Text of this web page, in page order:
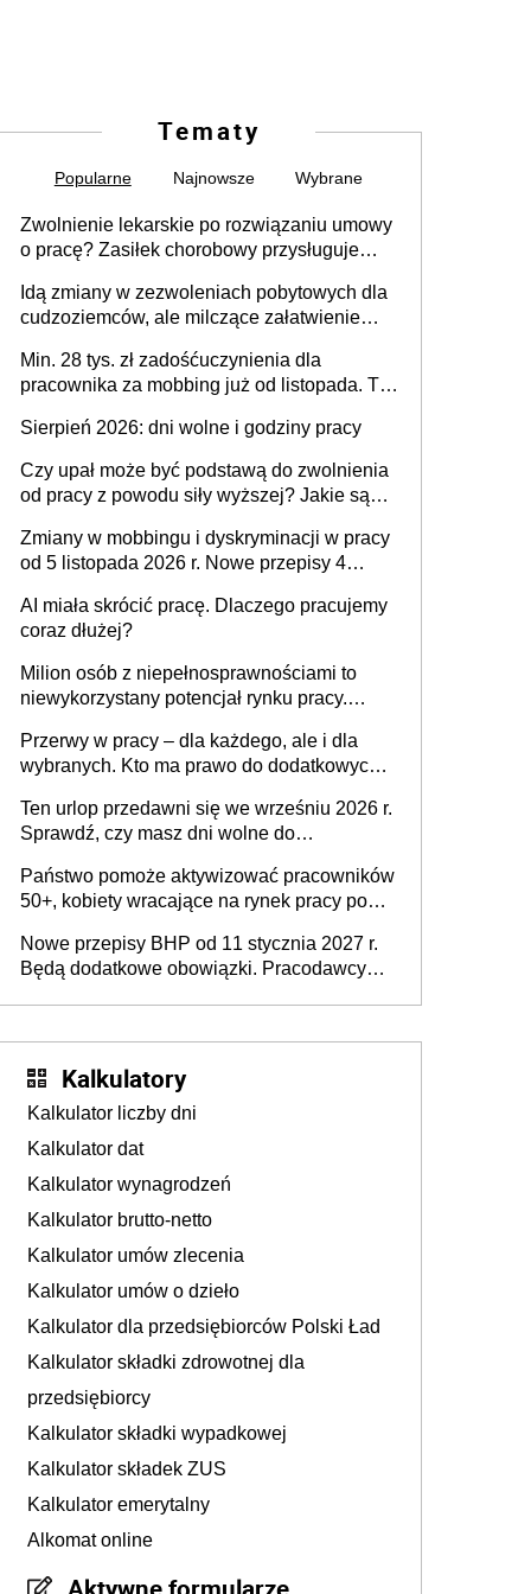
Tematy
Popularne Najnowsze Wybrane
Zwolnienie lekarskie po rozwiązaniu umowy
o pracę? Zasiłek chorobowy przysługuje
dni od ustania stosunku pracy
Idą zmiany w zezwoleniach pobytowych dla
cudzoziemców, ale milczące załatwienie
Min. 28 tys. zł zadośćuczynienia dla
pracownika za mobbing już od listopada. To
zespołu
Sierpień 2026: dni wolne i godziny pracy
Czy upał może być podstawą do zwolnienia
od pracy z powodu siły wyższej? Jakie są
Zmiany w mobbingu i dyskryminacji w pracy
od 5 listopada 2026 r. Nowe przepisy 4
Ustaw
AI miała skrócić pracę. Dlaczego pracujemy
coraz dłużej?
Milion osób z niepełnosprawnościami to
niewykorzystany potencjał rynku pracy.
dofinansowań czy refundacji, ale bariery po
stronie systemu i świadomości
pracodawców [WYWIAD]
Przerwy w pracy – dla każdego, ale i dla
wybranych. Kto ma prawo do dodatkowych
Ten urlop przedawni się we wrześniu 2026 r.
Sprawdź, czy masz dni wolne do
Państwo pomoże aktywizować pracowników
50+, kobiety wracające na rynek pracy po
osoby neuroatypowe. Powstanie Fundusz
na rzecz Inkluzywności w Zatrudnianiu?
Nowe przepisy BHP od 11 stycznia 2027 r.
Będą dodatkowe obowiązki. Pracodawcy
Kalkulatory
Kalkulator liczby dni
Kalkulator dat
Kalkulator wynagrodzeń
Kalkulator brutto-netto
Kalkulator umów zlecenia
Kalkulator umów o dzieło
Kalkulator dla przedsiębiorców Polski Ład
Kalkulator składki zdrowotnej dla
przedsiębiorcy
Kalkulator składki wypadkowej
Kalkulator składek ZUS
Kalkulator emerytalny
Alkomat online